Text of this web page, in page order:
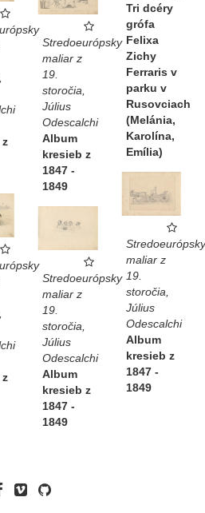
Tri dcéry
grófa
Felixa
Zichy
Ferraris v
parku v
Rusovciach
(Melánia,
Karolína,
Emília)
Stredoeurópsky
maliar z
19.
storočia,
Július
Odescalchi
Album
kresieb z
1847 -
1849
Stredoeurópsky
maliar z
19.
storočia,
Július
Odescalchi
Album
kresieb z
1847 -
1849
Stredoeurópsky
maliar z
19.
storočia,
Július
Odescalchi
Album
kresieb z
1847 -
1849